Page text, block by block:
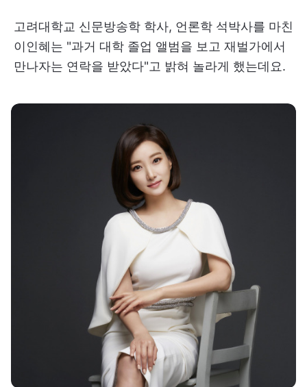
고려대학교 신문방송학 학사, 언론학 석박사를 마친
이인혜는 "과거 대학 졸업 앨범을 보고 재벌가에서
만나자는 연락을 받았다"고 밝혀 놀라게 했는데요.